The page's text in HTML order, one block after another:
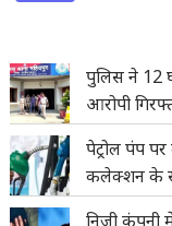
पुलिस ने 12
आरोपी
पेट्रोल पंप
कलेक्शन के
निजी कंपनी